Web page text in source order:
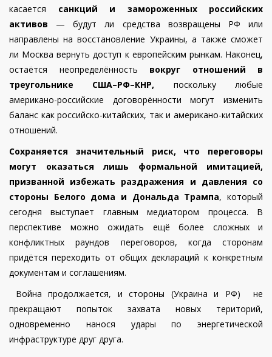
касается санкций и замороженных российских
активов — будут ли средства возвращены РФ или
направлены на восстановление Украины, а также сможет
ли Москва вернуть доступ к европейским рынкам. Наконец,
остаётся неопределённость вокруг отношений в
треугольнике США–РФ–КНР, поскольку любые
американо-российские договорённости могут изменить
баланс как российско-китайских, так и американо-китайских
отношений.
Сохраняется значительный риск, что переговоры
могут оказаться лишь формальной имитацией,
призванной избежать раздражения и давления со
стороны Белого дома и Дональда Трампа, который
сегодня выступает главным медиатором процесса. В
перспективе можно ожидать ещё более сложных и
конфликтных раундов переговоров, когда сторонам
придётся переходить от общих деклараций к конкретным
документам и соглашениям.
Война продолжается, и стороны (Украина и РФ) не
прекращают попыток захвата новых територий,
одновременно нанося удары по энергетической
инфраструктуре друг друга.